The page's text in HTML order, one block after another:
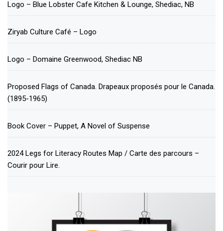
Logo – Blue Lobster Cafe Kitchen & Lounge, Shediac, NB
Ziryab Culture Café – Logo
Logo – Domaine Greenwood, Shediac NB
Proposed Flags of Canada. Drapeaux proposés pour le Canada.
(1895-1965)
Book Cover – Puppet, A Novel of Suspense
2024 Legs for Literacy Routes Map / Carte des parcours –
Courir pour Lire.